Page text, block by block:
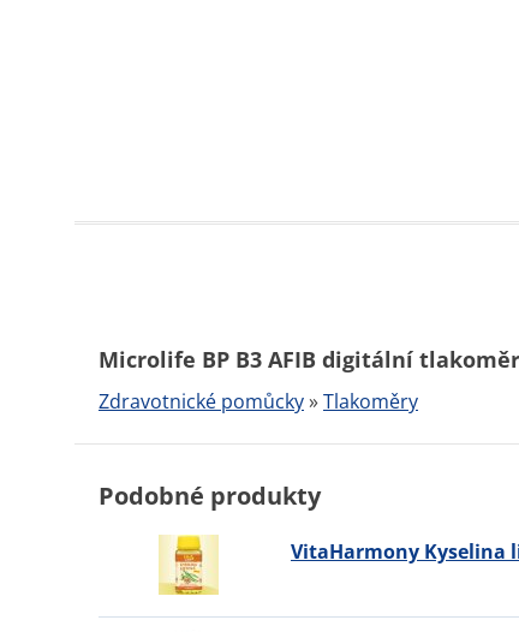
Microlife BP B3 AFIB digitální
Zdravotnické pomůcky»Tlakoměry
Podobné produkty
VitaHarmony Kyselina